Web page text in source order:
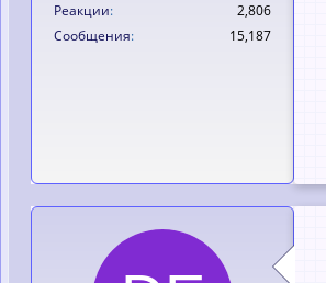
Реакции
2,806
Сообщения
15,187